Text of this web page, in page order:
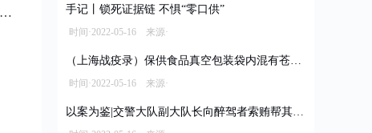
手记丨锁死证据链 不惧“零口供”
时间·2022-05-16 来源·
（上海战疫录）保供食品真空包装袋内混有苍蝇 经销商被立案调查拟罚款10万元
时间·2022-05-16 来源·
以案为鉴|交警大队副大队长向醉驾者索贿帮其脱罪